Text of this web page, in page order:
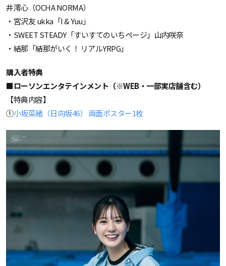
井澪心（OCHA NORMA）
・宮沢友 ukka「I & Yuu」
・SWEET STEADY「すいすてのいちページ」山内咲奈
・結那「結那がいく！ リアルYRPG」
購入者特典
■ローソンエンタテインメント（※WEB・一部実店舗含む）
【特典内容】
①小坂菜緒（日向坂46） 両面ポスター1枚